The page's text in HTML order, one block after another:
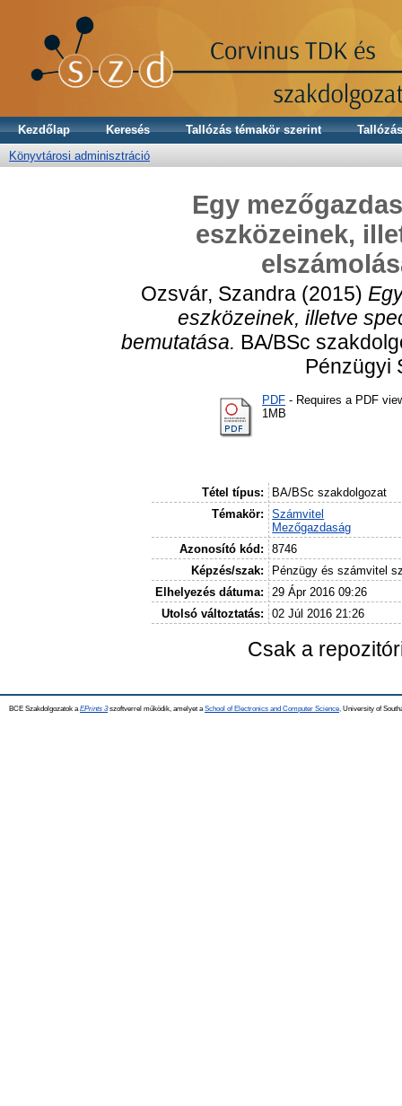
Kezdőlap Keresés Tallózás témakör szerint
Könyvtárosi adminisztráció
Egy
eszközeinek,
Ozsvár, Szandra (2015)
eszközeinek, illetve
bemutatása. BA/BSc
Pénzügyi
PDF - Requires a PDF
1MB
Tétel típus:
BA/BSc szakdolgozat
Témakör:
Számvitel
Mezőgazdaság
Azonosító kód:
8746
Képzés/szak:
Pénzügy és számvitel
Elhelyezés dátuma:
29 Ápr 2016 09:26
Utolsó változtatás:
02 Júl 2016 21:26
Csak a
BCE Szakdolgozatok a EPrints 3szoftverrel működik, amelyet a School of Electronics and Computer Science, University of